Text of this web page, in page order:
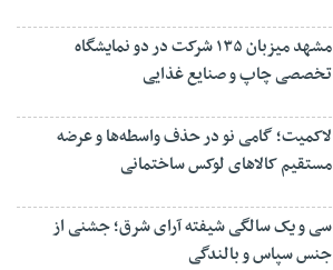
مشهد میزبان ۱۳۵ شرکت در دو نمایشگاه
تخصصی چاپ و صنایع غذایی
لاکمیت؛ گامی نو در حذف واسطه‌ها و عرضه
مستقیم کالاهای لوکس ساختمانی
سی و یک سالگی شیفته آرای شرق؛ جشنی از
جنس سپاس و بالندگی